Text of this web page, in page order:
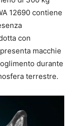
12690 contiene
con
macchie
durante
terrestre.